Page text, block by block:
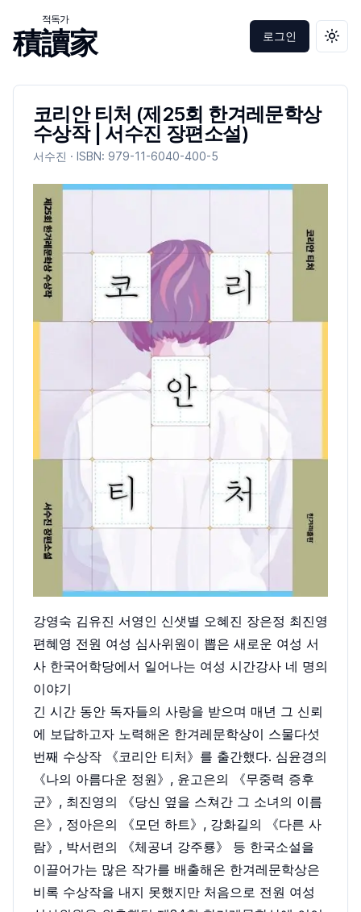
積讀家
적독가
로그인 테마
코리안 티처 (제25회 한겨레문학상
수상작 | 서수진 장편소설)
서수진 · ISBN: 979-11-6040-400-5
강영숙 김유진 서영인 신샛별 오혜진 장은정 최진영
편혜영 전원 여성 심사위원이 뽑은 새로운 여성 서
사 한국어학당에서 일어나는 여성 시간강사 네 명의
이야기
긴 시간 동안 독자들의 사랑을 받으며 매년 그 신뢰
에 보답하고자 노력해온 한겨레문학상이 스물다섯
번째 수상작 《코리안 티처》를 출간했다. 심윤경의
《나의 아름다운 정원》, 윤고은의 《무중력 증후
군》, 최진영의 《당신 옆을 스쳐간 그 소녀의 이름
은》, 정아은의 《모던 하트》, 강화길의 《다른 사
람》, 박서련의 《체공녀 강주룡》 등 한국소설을
이끌어가는 많은 작가를 배출해온 한겨레문학상은
비록 수상작을 내지 못했지만 처음으로 전원 여성